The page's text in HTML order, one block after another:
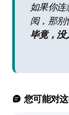
如果你
阅，那
毕竟，没
您可能对